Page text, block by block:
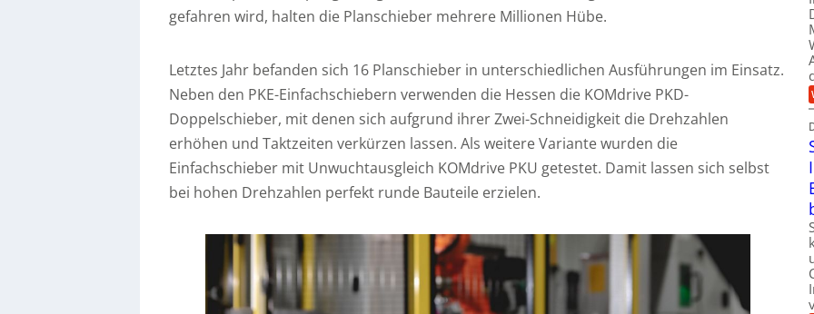
gefahren wird, halten die Planschieber mehrere Millionen Hübe.
Letztes Jahr befanden sich 16 Planschieber in unterschiedlichen Ausführungen im Einsatz.
Neben den PKE-Einfachschiebern verwenden die Hessen die KOMdrive PKD-
Doppelschieber, mit denen sich aufgrund ihrer Zwei-Schneidigkeit die Drehzahlen
erhöhen und Taktzeiten verkürzen lassen. Als weitere Variante wurden die
Einfachschieber mit Unwuchtausgleich KOMdrive PKU getestet. Damit lassen sich selbst
bei hohen Drehzahlen perfekt runde Bauteile erzielen.